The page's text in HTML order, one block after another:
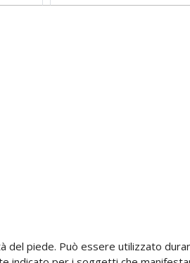
piede. Può essere utilizzato